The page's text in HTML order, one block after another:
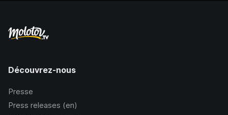
Découvrez-nous
Presse
Press releases (en)